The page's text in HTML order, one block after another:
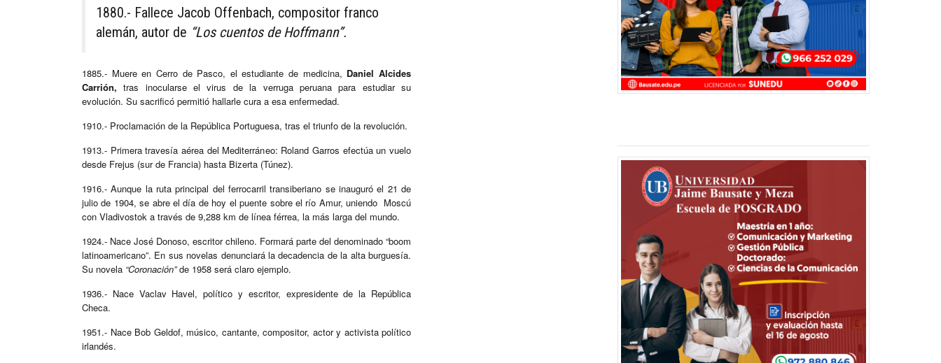
1880.- Fallece Jacob Offenbach, compositor franco
alemán, autor de “Los cuentos de Hoffmann”.
1885.- Muere en Cerro de Pasco, el estudiante de medicina, Daniel Alcides
Carrión,tras inocularse el virus de la verruga peruana para estudiar su
evolución. Su sacrificó permitió hallarle cura a esa enfermedad.
1910.- Proclamación de la República Portuguesa, tras el triunfo de la revolución.
1913.- Primera travesía aérea del Mediterráneo: Roland Garros efectúa un vuelo
desde Frejus (sur de Francia) hasta Bizerta (Túnez).
1916.- Aunque la ruta principal del ferrocarril transiberiano se inauguró el 21 de
julio de 1904, se abre el día de hoy el puente sobre el río Amur, uniendo Moscú
con Vladivostok a través de 9,288 km de línea férrea, la más larga del mundo.
1924.- Nace José Donoso, escritor chileno. Formará parte del denominado “boom
latinoamericano”. En sus novelas denunciará la decadencia de la alta burguesía.
Su novela “Coronación”de 1958 será claro ejemplo.
1936.- Nace Vaclav Havel, político y escritor, expresidente de la República
Checa.
1951.- Nace Bob Geldof, músico, cantante, compositor, actor y activista político
irlandés.